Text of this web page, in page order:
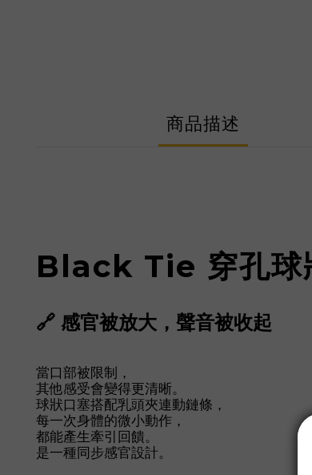
商品描述
Black Tie 穿孔
🔗 感官被放大，聲音被收起
當口部被限制，
其他感受會變得更清晰。
球狀口塞搭配乳頭夾連動鏈條，
每一次身體的微小動作，
都能產生牽引回饋。
是一種同步感官設計。